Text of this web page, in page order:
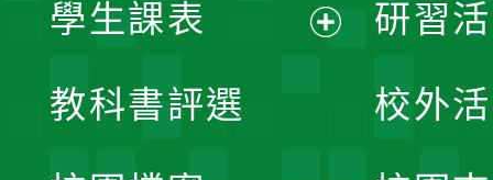
學生課表
教科書評選
研習
校外